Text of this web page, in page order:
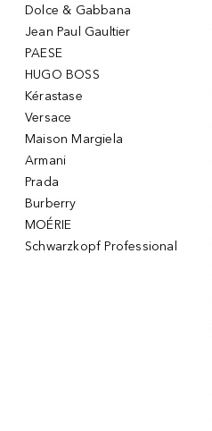
Dolce & Gabbana
Jean Paul Gaultier
PAESE
HUGO BOSS
Kérastase
Versace
Maison Margiela
Armani
Prada
Burberry
MOÉRIE
Schwarzkopf Professional